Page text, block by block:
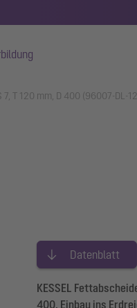
T 120 mm, D 400 (96007-DL-
Datenblatt
KESSEL
400, Einbau ins